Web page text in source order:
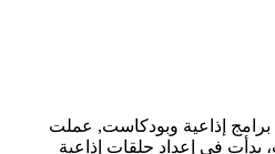
إذاعية وبودكاست, عملت
منذ 5 سنوات، بدأت في إعداد حلقات إذاعية